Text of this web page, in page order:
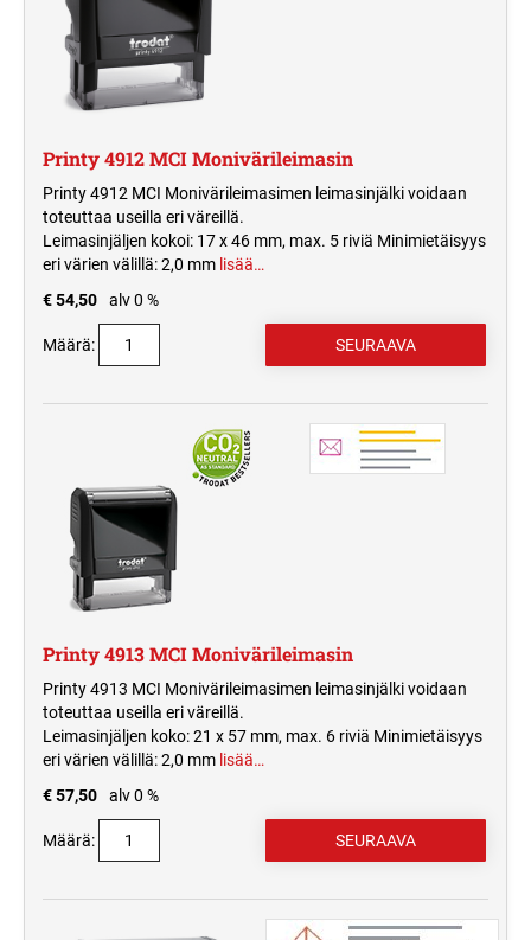
Printy 4912 MCI Monivärileimasin
Printy 4912 MCI Monivärileimasimen leimasinjälki voidaan
toteuttaa useilla eri väreillä.
Leimasinjäljen kokoi: 17 x 46 mm, max. 5 riviä Minimietäisyys
eri värien välillä: 2,0 mm lisää…
€ 54,50
alv 0 %
Määrä:
Printy 4913 MCI Monivärileimasin
Printy 4913 MCI Monivärileimasimen leimasinjälki voidaan
toteuttaa useilla eri väreillä.
Leimasinjäljen koko: 21 x 57 mm, max. 6 riviä Minimietäisyys
eri värien välillä: 2,0 mm lisää…
€ 57,50
alv 0 %
Määrä: